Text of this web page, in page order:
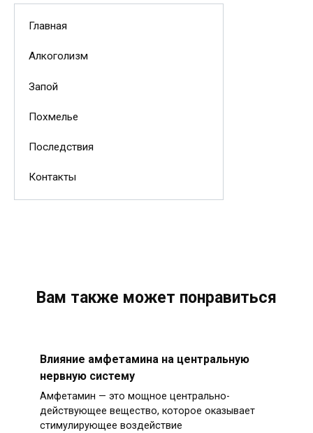
Главная
Алкоголизм
Запой
Похмелье
Последствия
Контакты
Вам также может понравиться
Влияние амфетамина на центральную
нервную систему
Амфетамин — это мощное центрально-
действующее вещество, которое оказывает
стимулирующее воздействие